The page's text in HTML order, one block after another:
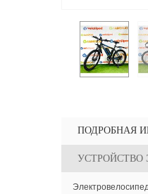
ПОДРОБНАЯ
УСТРОЙСТВО